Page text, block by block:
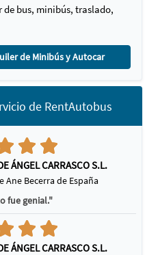
de bus, minibús, traslado,
de Minibús y Autocar
de RentAutobus
ÁNGEL CARRASCO S.L.
Ane Becerra de España
fue genial."
ÁNGEL CARRASCO S.L.